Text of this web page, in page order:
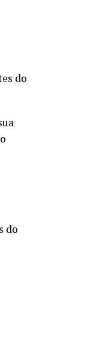
do
do